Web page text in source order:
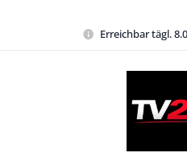
Erreichbar tägl.